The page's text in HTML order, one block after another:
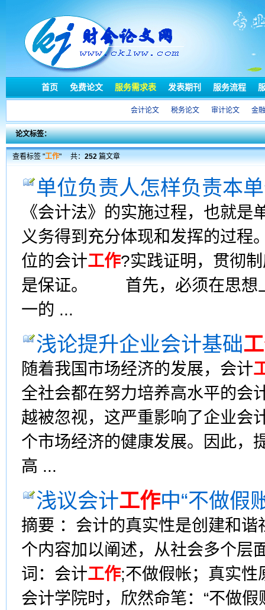
首页 免费论文 服务需求表 发表期刊 服务流程
会计论文 税务论文 审计论文 金
论文标签：
查看标签 "工作" 共：252篇文章
单位负责人怎样负责本
《会计法》的实施过程，也就
义务得到充分体现和发挥的过程
位的会计工作?实践证明，贯彻
是保证。 首先，必须在思想
一的 ...
浅论提升企业会计基础
随着我国市场经济的发展，会计
全社会都在努力培养高水平的会
越被忽视，这严重影响了企业会
个市场经济的健康发展。因此，
高 ...
浅议会计工作中“不做假
摘要 ：会计的真实性是创建和
个内容加以阐述，从社会多个层
词：会计工作;不做假帐；真实性
会计学院时，欣然命笔：“不做